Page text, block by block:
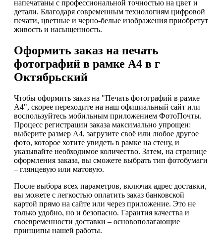
напечатаны с профессиональной точностью на цвет и
детали. Благодаря современным технологиям цифровой
печати, цветные и черно-белые изображения приобретут
живость и насыщенность.
Оформить заказ на печать
фотографий в рамке А4 в г
Октябрьский
Чтобы оформить заказ на "Печать фотографий в рамке
А4", скорее переходите на наш официальный сайт или
воспользуйтесь мобильным приложением ФотоПочты.
Процесс регистрации заказа максимально упрощен:
выберите размер А4, загрузите своё или любое другое
фото, которое хотите увидеть в рамке на стену, и
указывайте необходимое количество. Затем, на странице
оформления заказа, вы сможете выбрать тип фотобумаги
– глянцевую или матовую.
После выбора всех параметров, включая адрес доставки,
вы можете с легкостью оплатить заказ банковской
картой прямо на сайте или через приложение. Это не
только удобно, но и безопасно. Гарантия качества и
своевременности доставки – основополагающие
принципы нашей работы.